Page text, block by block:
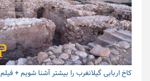
کاخ اربابی گیلانغرب را بیشتر آشنا شویم + فیلم